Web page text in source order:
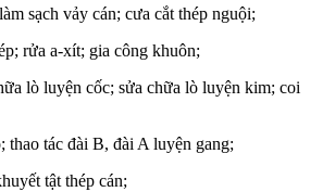
sạch vảy cán; cưa cắt thép nguội;
rửa a-xít; gia công khuôn;
lò luyện cốc; sửa chữa lò luyện kim; coi
thao tác đài B, đài A luyện gang;
tật thép cán;